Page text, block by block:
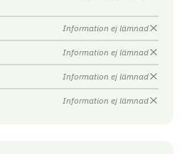
Information ej lämnad
Information ej lämnad
Information ej lämnad
Information ej lämnad